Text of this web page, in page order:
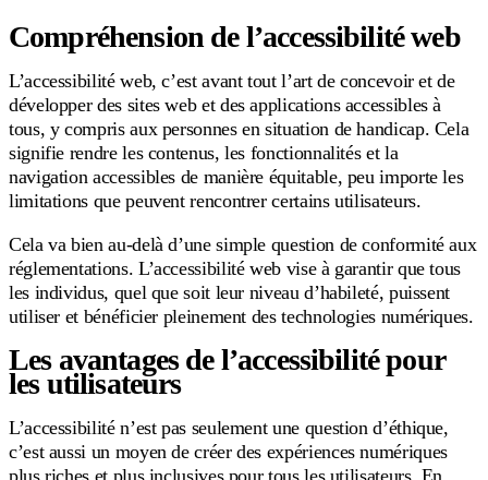
Compréhension de l’accessibilité web
L’accessibilité web, c’est avant tout l’art de concevoir et de
développer des sites web et des applications accessibles à
tous, y compris aux personnes en situation de handicap. Cela
signifie rendre les contenus, les fonctionnalités et la
navigation accessibles de manière équitable, peu importe les
limitations que peuvent rencontrer certains utilisateurs.
Cela va bien au-delà d’une simple question de conformité aux
réglementations. L’accessibilité web vise à garantir que tous
les individus, quel que soit leur niveau d’habileté, puissent
utiliser et bénéficier pleinement des technologies numériques.
Les avantages de l’accessibilité pour
les utilisateurs
L’accessibilité n’est pas seulement une question d’éthique,
c’est aussi un moyen de créer des expériences numériques